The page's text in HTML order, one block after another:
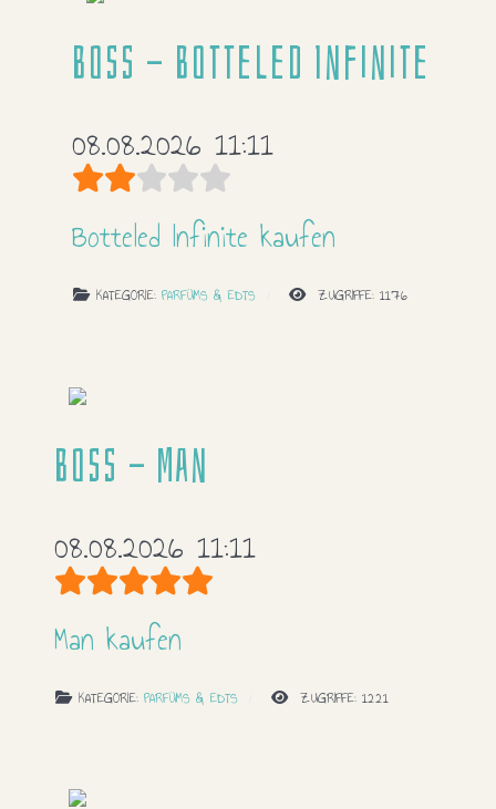
Boss - Botteled Infinite
08.08.2026 11:11
Bewertung: 2/
Botteled Infinite kaufen
KATEGORIE: PARFÜMS & EDTS ZUGRIFFE: 1176
Boss - Man
08.08.2026 11:11
Bewertung: 5/
Man kaufen
KATEGORIE: PARFÜMS & EDTS ZUGRIFFE: 1221